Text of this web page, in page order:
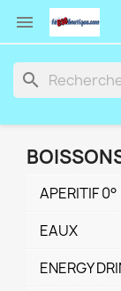

search
APERITIF 0°
EAUX
ENERGY